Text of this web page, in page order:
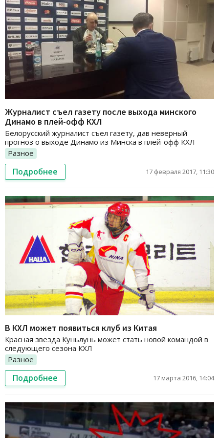
Журналист съел газету после выхода минского
Динамо в плей-офф КХЛ
Белорусский журналист съел газету, дав неверный
прогноз о выходе Динамо из Минска в плей-офф КХЛ
Разное
Подробнее 17 февраля 2017, 11:30
В КХЛ может появиться клуб из Китая
Красная звезда Куньлунь может стать новой командой в
следующего сезона КХЛ
Разное
Подробнее 17 марта 2016, 14:04